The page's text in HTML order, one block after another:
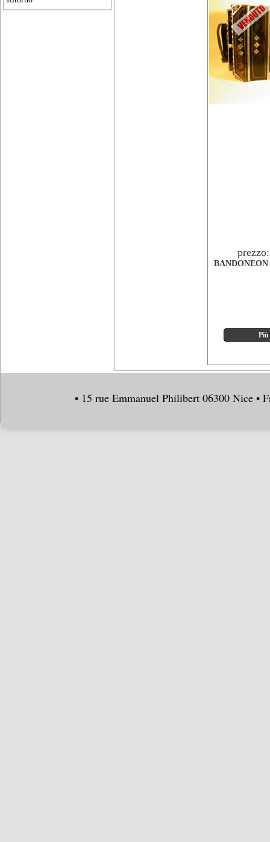
• 15 rue Emmanuel Philibert 06300 Nice •